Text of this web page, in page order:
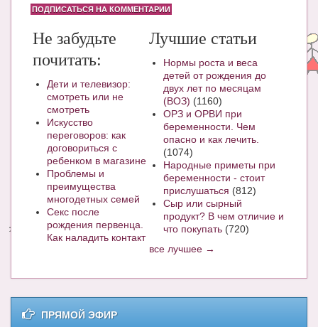
ПОДПИСАТЬСЯ НА КОММЕНТАРИИ
Не забудьте
почитать:
Дети и телевизор:
смотреть или не
смотреть
Искусство
переговоров: как
договориться с
ребенком в магазине
Проблемы и
преимущества
многодетных семей
Секс после
рождения первенца.
Как наладить контакт
Лучшие статьи
Нормы роста и веса
детей от рождения до
двух лет по месяцам
(ВОЗ) (1160)
ОРЗ и ОРВИ при
беременности. Чем
опасно и как лечить.
(1074)
Народные приметы при
беременности - стоит
прислушаться (812)
Сыр или сырный
продукт? В чем отличие и
что покупать (720)
все лучшее →
ПРЯМОЙ ЭФИР